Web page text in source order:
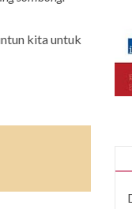
kita untuk